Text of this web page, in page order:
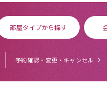
部屋タイプから探す
予約確認・変更・キャンセル